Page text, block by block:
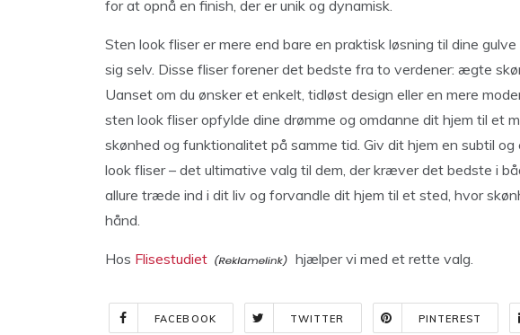
for at opnå en finish, der er unik og dynamisk.
Sten look fliser er mere end bare en praktisk løsning til dine
sig selv. Disse fliser forener det bedste fra to verdener: ægte
Uanset om du ønsker et enkelt, tidløst design eller en mere
sten look fliser opfylde dine drømme og omdanne dit hjem til et
skønhed og funktionalitet på samme tid. Giv dit hjem en subtil
look fliser – det ultimative valg til dem, der kræver det bedste i
allure træde ind i dit liv og forvandle dit hjem til et sted, hvor
hånd.
Hos Flisestudiet hjælper vi med et rette valg.
FACEBOOK TWITTER PINTEREST